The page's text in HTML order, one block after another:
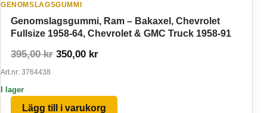
GENOMSLAGSGUMMI
Genomslagsgummi, Ram – Bakaxel, Chevrolet
Fullsize 1958-64, Chevrolet & GMC Truck 1958-91
395,00kr Det ursprungliga priset var: 395,00 kr.
350,00 krDet nuvarande priset är: 350,00 kr.
Art.nr: 3764438
I lager
Lägg till i varukorg